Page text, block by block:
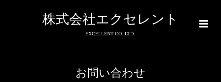
株式会社エクセレント
EXCELLENT CO.,LTD.
お問い合わせ